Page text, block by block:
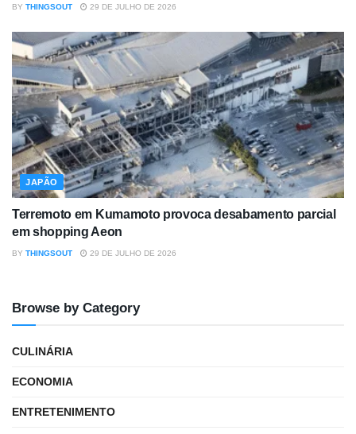
BY THINGSOUT 29 DE JULHO DE 2026
JAPÃO
Terremoto em Kumamoto provoca desabamento parcial
em shopping Aeon
BY THINGSOUT 29 DE JULHO DE 2026
Browse by Category
CULINÁRIA
ECONOMIA
ENTRETENIMENTO